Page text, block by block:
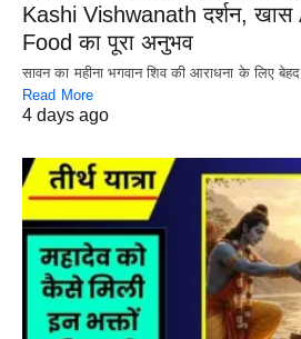
Kashi Vishwanath दर्शन,
Food का पूरा अनुभव
सावन का महीना भगवान शिव की आराधना के लिए
Read More
4 days ago